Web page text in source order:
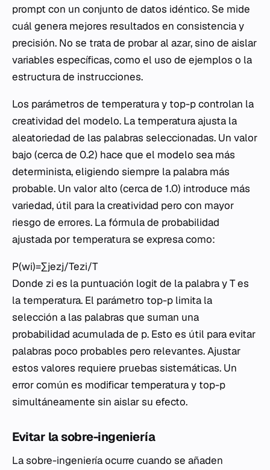
prompt con un conjunto de datos idéntico. Se mide
cuál genera mejores resultados en consistencia y
precisión. No se trata de probar al azar, sino de aislar
variables específicas, como el uso de ejemplos o la
estructura de instrucciones.
Los parámetros de temperatura y top-p controlan la
creatividad del modelo. La temperatura ajusta la
aleatoriedad de las palabras seleccionadas. Un valor
bajo (cerca de 0.2) hace que el modelo sea más
determinista, eligiendo siempre la palabra más
probable. Un valor alto (cerca de 1.0) introduce más
variedad, útil para la creatividad pero con mayor
riesgo de errores. La fórmula de probabilidad
ajustada por temperatura se expresa como:
P(wi​)=∑j​ezj​/Tezi​/T​
Donde zi​ es la puntuación logit de la palabra y T es
la temperatura. El parámetro top-p limita la
selección a las palabras que suman una
probabilidad acumulada de p. Esto es útil para evitar
palabras poco probables pero relevantes. Ajustar
estos valores requiere pruebas sistemáticas. Un
error común es modificar temperatura y top-p
simultáneamente sin aislar su efecto.
Evitar la sobre-ingeniería
La sobre-ingeniería ocurre cuando se añaden